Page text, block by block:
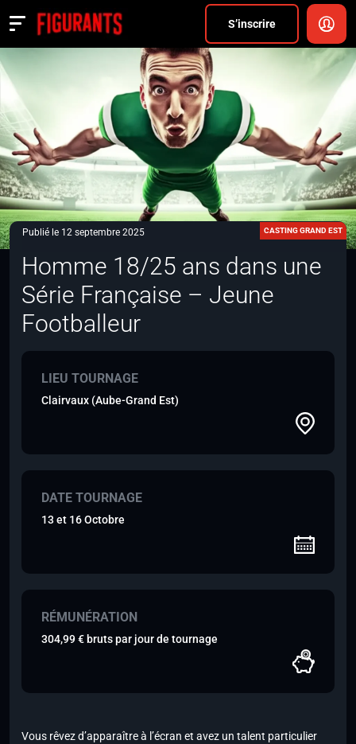
S’inscrire
Actualités
ANNONCER
FAQ
S’inscrire
CONNEXION
Publié le 12 septembre 2025 CASTING GRAND EST
Homme 18/25 ans dans une
Série Française – Jeune
Footballeur
LIEU TOURNAGE
Clairvaux (Aube-Grand Est)
DATE TOURNAGE
13 et 16 Octobre
RÉMUNÉRATION
304,99 € bruts par jour de tournage
Vous rêvez d’apparaître à l’écran et avez un talent particulier